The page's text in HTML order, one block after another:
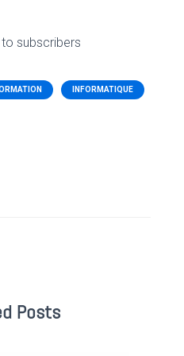
subscribers
INFORMATIQUE
Posts